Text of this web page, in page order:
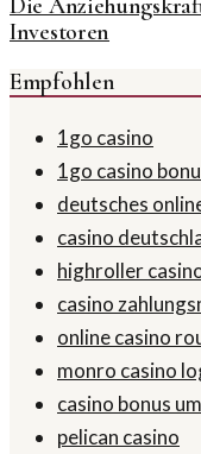
Die
Investoren
Empfohlen
1go casino
1go casino
deutsches
casino
highroller
casino
online casino
monro casino
casino bonus
pelican casino